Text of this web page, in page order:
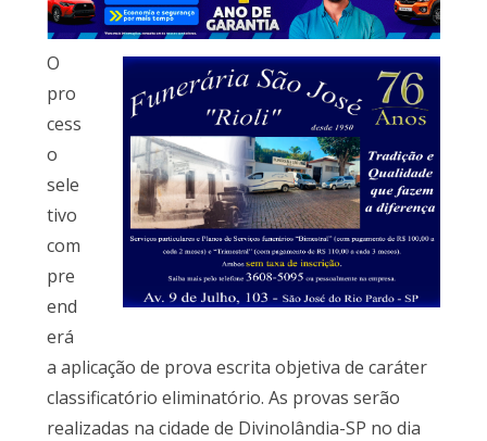
O
pro
cess
o
sele
tivo
com
pre
end
erá
a aplicação de prova escrita objetiva de caráter
classificatório eliminatório. As provas serão
realizadas na cidade de Divinolândia-SP no dia